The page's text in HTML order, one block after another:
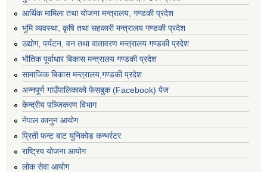
आर्थिक मामिला तथा योजना मन्त्रालय, गण्डकी प्रदेश
भुमि व्यवस्था, कृषि तथा सहकारी मन्त्रालय गण्डकी प्रदेश
उद्योग, पर्यटन, वन तथा वातावरण मन्त्रालय गण्डकी प्रदेश
भौतिक पूर्वाधार बिकास मन्त्रालय गण्डकी प्रदेश
सामाजिक बिकास मन्त्रालय,गण्डकी प्रदेश
अन्नपूर्ण गाउँपालिकाको फेसबुक (Facebook) पेज
केन्द्रीय पञ्जिकरण विभाग
नेपाल कानुन आयोग
प्रिती फन्ट बाट युनिकोड कन्भर्रटर
राष्ट्रिय योजना आयोग
लोक सेवा आयोग